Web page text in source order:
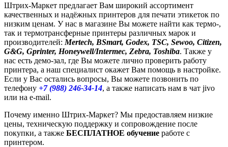
Штрих-Маркет предлагает Вам широкий ассортимент
качественных и надёжных принтеров для печати этикеток по
низким ценам. У нас в магазине Вы можете найти как термо-,
так и термотрансферные принтеры различных марок и
производителей: Mertech, BSmart, Godex, TSC, Sewoo, Citizen,
G&G, Gprinter, Honeywell/Intermec, Zebra, Toshiba. Также у
нас есть демо-зал, где Вы можете лично проверить работу
принтера, а наш специалист окажет Вам помощь в настройке.
Если у Вас остались вопросы, Вы можете позвонить по
телефону +7 (988) 246-34-14, а также написать нам в чат jivo
или на e-mail.
Почему именно Штрих-Маркет? Мы предоставляем низкие
цены, техническую поддержку и сопровождение после
покупки, а также БЕСПЛАТНОЕ обучение работе с
принтером.